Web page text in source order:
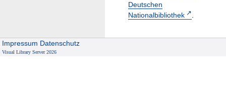
Deutschen
Nationalbibliothek
.
Impressum Datenschutz
Visual Library Server 2026